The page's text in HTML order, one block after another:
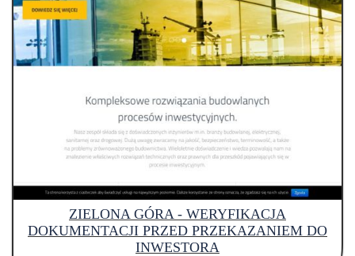
ZIELONA GÓRA - WERYFIKACJA
DOKUMENTACJI PRZED PRZEKAZANIEM DO
INWESTORA